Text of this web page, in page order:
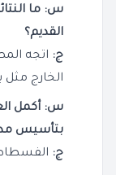
س: ما
القديم؟
ج: اتجه
الخارج مثل
س: أكمل
بتأسيس
ج: